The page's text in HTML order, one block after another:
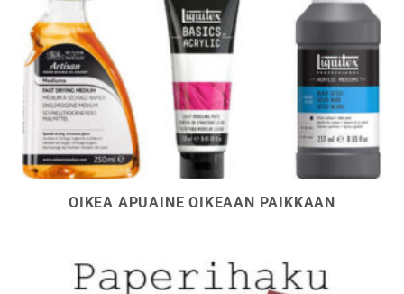
OIKEA APUAINE OIKEAAN PAIKKAAN